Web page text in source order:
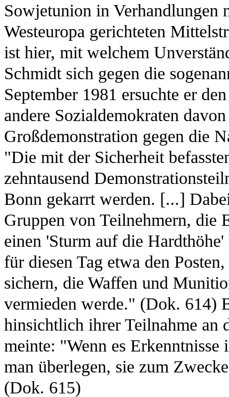
Sowjetunion in Verhandlungen
Westeuropa gerichteten
ist hier, mit welchem
Schmidt sich gegen die
September 1981 ersuchte er
andere Sozialdemokraten
Großdemonstration gegen die
"Die mit der Sicherheit
zehntausend
Bonn gekarrt werden. [...]
Gruppen von Teilnehmern, die
einen 'Sturm auf die Hardthöhe'
für diesen Tag etwa den
sichern, die Waffen und
vermieden werde." (Dok. 614)
hinsichtlich ihrer Teilnahme an
meinte: "Wenn es
man überlegen, sie zum
(Dok. 615)